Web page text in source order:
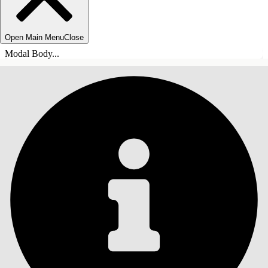
Open Main MenuClose
Modal Body...
SISÄLLYSLUETTELO